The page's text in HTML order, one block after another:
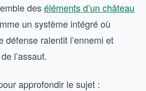
deséléments d’un château
un système intégré où
défense ralentit l’ennemi et
l’assaut.
approfondir le sujet :